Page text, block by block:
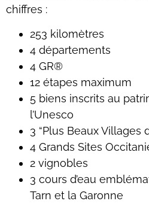
chiffres :
253 kilomètres
4 départements
4 GR®
12 étapes maximum
5 biens inscrits au
l’Unesco
3 “Plus Beaux Villages
4 Grands Sites
2 vignobles
3 cours d’eau
Tarn et la Garonne